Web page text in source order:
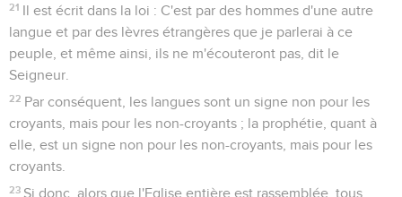
21 Il est écrit dans la loi : C'est par des hommes d'une autre
langue et par des lèvres étrangères que je parlerai à ce
peuple, et même ainsi, ils ne m'écouteront pas, dit le
Seigneur.
22 Par conséquent, les langues sont un signe non pour les
croyants, mais pour les non-croyants ; la prophétie, quant à
elle, est un signe non pour les non-croyants, mais pour les
croyants.
23 Si donc, alors que l'Eglise entière est rassemblée, tous